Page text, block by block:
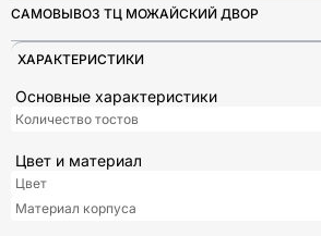
САМОВЫВОЗ ТЦ МОЖАЙСКИЙ ДВОР
ХАРАКТЕРИСТИКИ
Основные характеристики
Количество тостов
Цвет и материал
Цвет
Материал корпуса